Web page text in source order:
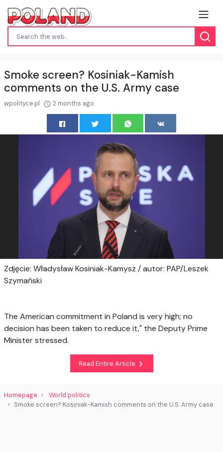
Smoke screen? Kosiniak-Kamish
comments on the U.S. Army case
wpolityce.pl 2 months ago
Zdjęcie: Władysław Kosiniak-Kamysz / autor: PAP/Leszek
Szymański
The American commitment in Poland is very high; no
decision has been taken to reduce it," the Deputy Prime
Minister stressed.
Read Entire Article
Homepage
World politics
Smoke screen? Kosiniak-Kamish comments on the U.S. Army case